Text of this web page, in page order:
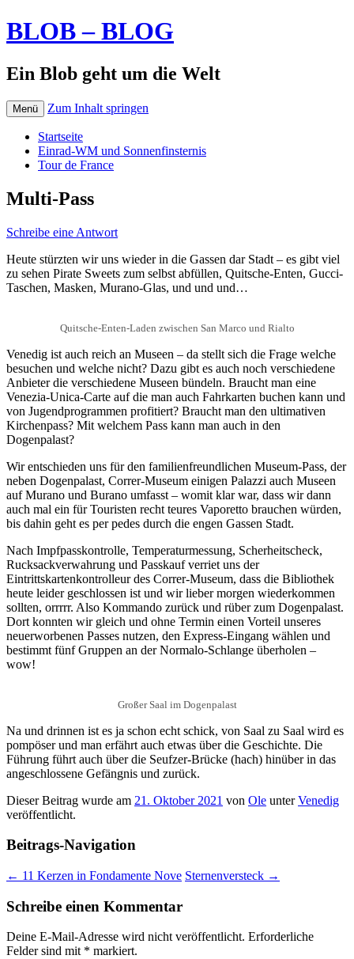
BLOB – BLOG
Ein Blob geht um die Welt
Menü Zum Inhalt springen
Startseite
Einrad-WM und Sonnenfinsternis
Tour de France
Multi-Pass
Schreibe eine Antwort
Heute stürzten wir uns wieder in die Gassen dar Stadt – es gibt viel
zu sehen Pirate Sweets zum selbst abfüllen, Quitsche-Enten, Gucci-
Taschen, Masken, Murano-Glas, und und und…
Quitsche-Enten-Laden zwischen San Marco und Rialto
Venedig ist auch reich an Museen – da stellt sich die Frage welche
besuchen und welche nicht? Dazu gibt es auch noch verschiedene
Anbieter die verschiedene Museen bündeln. Braucht man eine
Venezia-Unica-Carte auf die man auch Fahrkarten buchen kann und
von Jugendprogrammen profitiert? Braucht man den ultimativen
Kirchenpass? Mit welchem Pass kann man auch in den
Dogenpalast?
Wir entschieden uns für den familienfreundlichen Museum-Pass, der
neben Dogenpalast, Correr-Museum einigen Palazzi auch Museen
auf Murano und Burano umfasst – womit klar war, dass wir dann
auch mal ein für Touristen recht teures Vaporetto brauchen würden,
bis dahin geht es per pedes durch die engen Gassen Stadt.
Nach Impfpasskontrolle, Temperaturmessung, Scherheitscheck,
Rucksackverwahrung und Passkauf verriet uns der
Eintrittskartenkontrolleur des Correr-Museum, dass die Bibliothek
heute leider geschlossen ist und wir lieber morgen wiederkommen
sollten, orrrrr. Also Kommando zurück und rüber zum Dogenpalast.
Dort konnten wir gleich und ohne Termin einen Vorteil unseres
neuerworbenen Passes nutzen, den Express-Eingang wählen und
bestimmt fünf Gruppen an der Normalo-Schlange überholen –
wow!
Großer Saal im Dogenpalast
Na und drinnen ist es ja schon echt schick, von Saal zu Saal wird es
pompöser und man erfährt auch etwas über die Geschichte. Die
Führung führt auch über die Seufzer-Brücke (hach) hinüber in das
angeschlossene Gefängnis und zurück.
Dieser Beitrag wurde am 21. Oktober 2021 von Ole unterVenedig
veröffentlicht.
Beitrags-Navigation
← 11 Kerzen in Fondamente Nove Sternenversteck →
Schreibe einen Kommentar
Deine E-Mail-Adresse wird nicht veröffentlicht. Erforderliche
Felder sind mit * markiert.